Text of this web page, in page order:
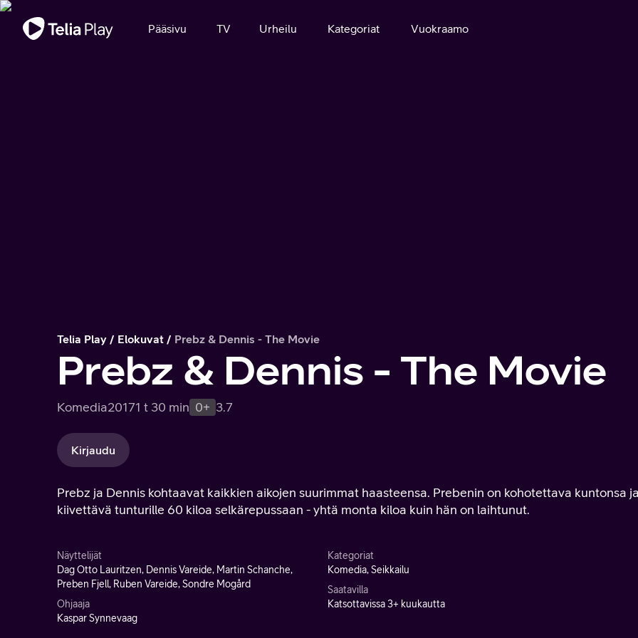
Tärkeä viesti
Pääsivu TV Urheilu Kategoriat Vuokraamo
Telia Play Elokuvat Prebz & Dennis - The Movie
Prebz & Dennis - The Movie
Komedia20171 t 30 min 0+ 3.7
Kirjaudu
Prebz ja Dennis kohtaavat kaikkien aikojen suurimmat haasteensa. Prebenin on kohotettava kuntonsa
kiivettävä tunturille 60 kiloa selkärepussaan - yhtä monta kiloa kuin hän on laihtunut.
Näyttelijät
Dag Otto Lauritzen, Dennis Vareide, Martin Schanche,
Preben Fjell, Ruben Vareide, Sondre Mogård
Ohjaaja
Kaspar Synnevaag
Kategoriat
Komedia, Seikkailu
Saatavilla
Katsottavissa 3+ kuukautta